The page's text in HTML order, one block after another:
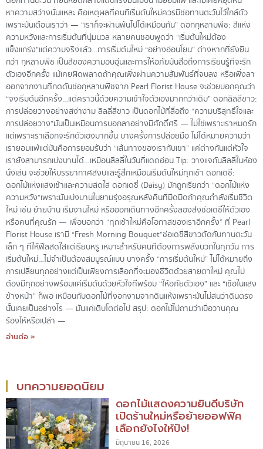
หาความสว่าง นั่นแหละ คือเหตุผลที่คนที่เริ่มต้นใหม่ควรมีช่อทานตะวันไว้ใกล้ตัว
เพราะมันเตือนเราว่า — “เราก็จะผ่านพ้นไปได้เหมือนกัน” ดอกกุหลาบพีช: สีแห่ง
ความหวังและการเริ่มต้นที่นุ่มนวล หลายคนชอบพูดว่า “เริ่มต้นใหม่ต้อง
แข็งแกร่ง”แต่ความจริงแล้ว…การเริ่มต้นใหม่ “อย่างอ่อนโยน” ต่างหากที่ยั่งยืน
กว่า กุหลาบพีช เป็นสีของความอบอุ่นและการให้อภัยมันสื่อถึงการเรียนรู้ที่จะรัก
ตัวเองอีกครั้ง แม้เคยผิดพลาดถ้าคุณเพิ่งผ่านความสัมพันธ์ที่จบลง หรือเพิ่งลา
ออกจากงานที่กดดันช่อกุหลาบพีชจาก Pearl Florist House จะช่วยบอกคุณว่า
“จงเริ่มต้นอีกครั้ง…แต่คราวนี้ด้วยความเข้าใจตัวเองมากกว่าเดิม” ดอกลิลลี่ขาว:
การปล่อยวางอย่างสง่างาม ลิลลี่สีขาว เป็นดอกไม้ที่สื่อถึง “ความบริสุทธิ์ใจและ
การปล่อยวาง”มันเป็นเหมือนการบอกลาอย่างมีศักดิ์ศรี — ไม่ใช่เพราะเราหมดรัก
แต่เพราะเราเลือกจะรักตัวเองมากขึ้น บางครั้งการปล่อยมือ ไม่ได้หมายความว่า
เรายอมแพ้แต่มันคือการยอมรับว่า “เส้นทางของเรากับเขา” แค่ต่างกันแต่หัวใจ
เรายังสามารถเบ่งบานได้…เหมือนลิลลี่ในวันที่แดดอ่อน Tip: วางแจกันลิลลี่ในห้อง
นั่งเล่น จะช่วยให้บรรยากาศสงบและรู้สึกเหมือนเริ่มต้นใหม่ทุกเช้า ดอกเดซี่:
ดอกไม้แห่งแสงเช้าและความสดใส ดอกเดซี่ (Daisy) มักถูกเรียกว่า “ดอกไม้แห่ง
ความหวัง”เพราะมันเบ่งบานในยามรุ่งอรุณหลังคืนที่มืดมิด ถ้าคุณกำลังเริ่มชีวิต
ใหม่ เช่น ย้ายบ้าน เริ่มงานใหม่ หรือออกเดินทางอีกครั้งลองส่งช่อเดซี่ให้ตัวเอง
หรือคนที่คุณรัก — เพื่อบอกว่า “ทุกเช้าใหม่คือโอกาสของเราอีกครั้ง” ที่ Pearl
Florist House เรามี “Fresh Morning Bouquet”ช่อเดซี่สีขาวตัดกับทานตะวัน
เล็ก ๆ ที่ให้ฟีลสดใสแต่เรียบหรู เหมาะสำหรับคนที่ต้องการพลังบวกในทุกวัน การ
เริ่มต้นใหม่…ไม่จำเป็นต้องสมบูรณ์แบบ บางครั้ง “การเริ่มต้นใหม่” ไม่ได้หมายถึง
การเปลี่ยนทุกอย่างแต่เป็นเพียงการเลือกที่จะมองชีวิตด้วยสายตาใหม่ คุณไม่
ต้องมีทุกอย่างพร้อมแค่เริ่มต้นด้วยหัวใจที่พร้อม “ให้อภัยตัวเอง” และ “เชื่อในแสง
ข้างหน้า” ก็พอ เหมือนกับดอกไม้ที่งอกงามจากดินแห้งเพราะมันไม่สนว่าดินตรง
นั้นเคยเป็นอย่างไร — มันแค่เติบโตต่อไป สรุป: ดอกไม้ไม่ถามว่าเมื่อวานคุณ
ร้องไห้หรือเปล่า —
อ่านต่อ »
บทความยอดนิยม
ดอกไม้แสดงความยินดีบริษัท
เปิดร้านใหม่หรือย้ายออฟฟิศ
เลือกยังไงให้ปัง!
มิถุนายน 16, 2026